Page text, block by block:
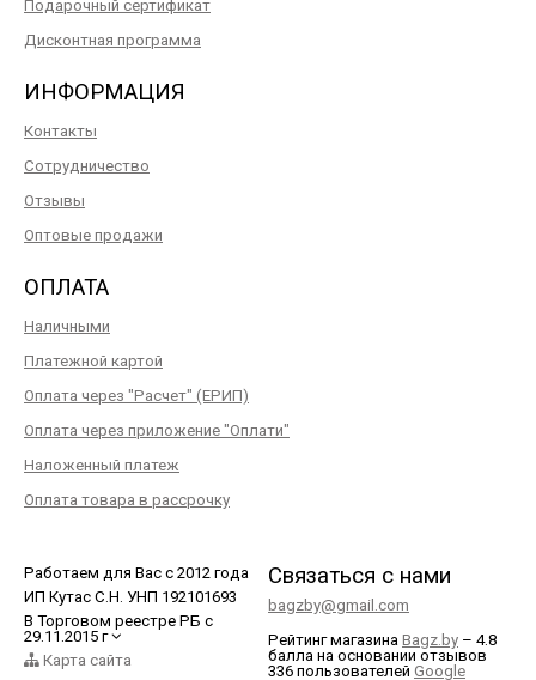
Подарочный сертификат
Дисконтная программа
ИНФОРМАЦИЯ
Контакты
Сотрудничество
Отзывы
Оптовые продажи
ОПЛАТА
Наличными
Платежной картой
Оплата через "Расчет" (ЕРИП)
Оплата через приложение "Оплати"
Наложенный платеж
Оплата товара в рассрочку
Работаем для Вас с 2012 года
ИП Кутас С.Н. УНП 192101693
В Торговом реестре РБ с
29.11.2015 г
Карта сайта
Связаться с нами
bagzby@gmail.com
Рейтинг магазина Bagz.by – 4.8
балла на основании отзывов
336 пользователей Google